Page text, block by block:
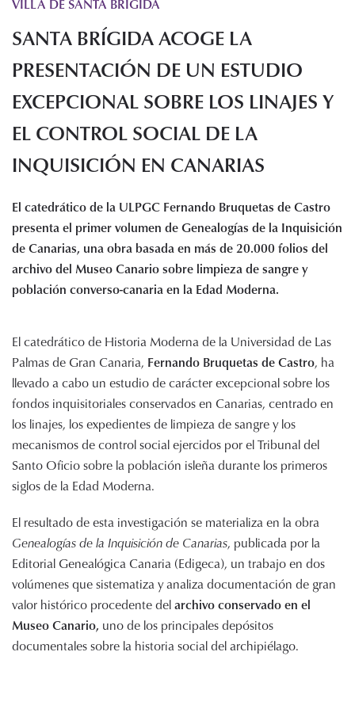
Servicios
Noticias
Enlaces de interés
Audiovisuales
Sede electrónica
Contacto
VILLA DE SANTA BRIGIDA
SANTA BRÍGIDA ACOGE LA
PRESENTACIÓN DE UN ESTUDIO
EXCEPCIONAL SOBRE LOS LINAJES Y
EL CONTROL SOCIAL DE LA
INQUISICIÓN EN CANARIAS
El catedrático de la ULPGC Fernando Bruquetas de Castro
presenta el primer volumen de Genealogías de la Inquisición
de Canarias, una obra basada en más de 20.000 folios del
archivo del Museo Canario sobre limpieza de sangre y
población converso-canaria en la Edad Moderna.
El catedrático de Historia Moderna de la Universidad de Las
Palmas de Gran Canaria, Fernando Bruquetas de Castro, ha
llevado a cabo un estudio de carácter excepcional sobre los
fondos inquisitoriales conservados en Canarias, centrado en
los linajes, los expedientes de limpieza de sangre y los
mecanismos de control social ejercidos por el Tribunal del
Santo Oficio sobre la población isleña durante los primeros
siglos de la Edad Moderna.
El resultado de esta investigación se materializa en la obra
Genealogías de la Inquisición de Canarias, publicada por la
Editorial Genealógica Canaria (Edigeca), un trabajo en dos
volúmenes que sistematiza y analiza documentación de gran
valor histórico procedente delarchivo conservado en el
Museo Canario, uno de los principales depósitos
documentales sobre la historia social del archipiélago.